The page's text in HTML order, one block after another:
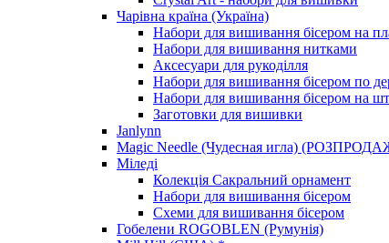
Чарівна країна (Україна)
Набори для вишивання бісером на
Набори для вишивання нитками
Аксесуари для рукоділля
Набори для вишивання бісером по
Набори для вишивання бісером на
Заготовки для вишивки
Janlynn
Magic Needle (Чудесная игла)
Міледі
Колекція Сакральний орнамент
Набори для вишивання бісером
Схеми для вишивання бісером
Гобелени ROGOBLEN (Румунія)